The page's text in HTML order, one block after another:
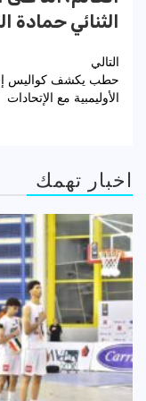
الثنائي حمادة
تصفّح
المقالات
التالي
حطب يكشف كواليس
الأوليمبية مع الإتحادات
اخبار تهمك